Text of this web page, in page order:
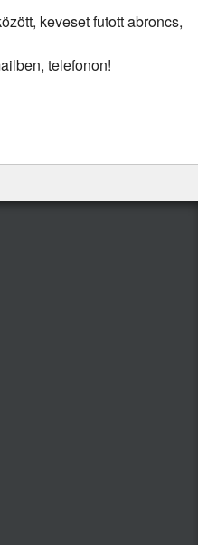
keveset futott abroncs,
telefonon!